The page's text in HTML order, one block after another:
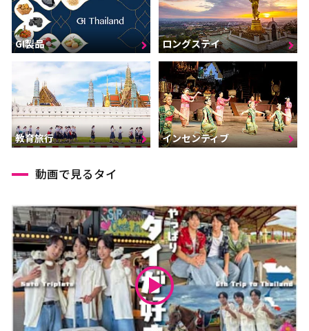
GI製品 ロングステイ
教育旅行 インセンティブ
動画で見るタイ